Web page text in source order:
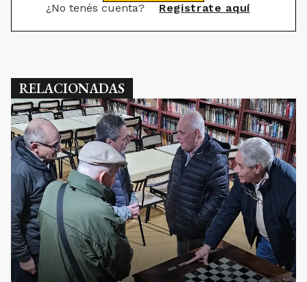
¿No tenés cuenta? Registrate aquí
RELACIONADAS